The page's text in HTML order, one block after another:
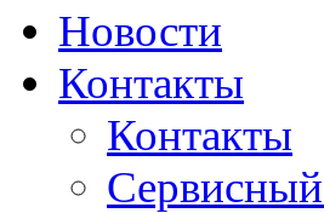
Новости
Контакты
Контакты